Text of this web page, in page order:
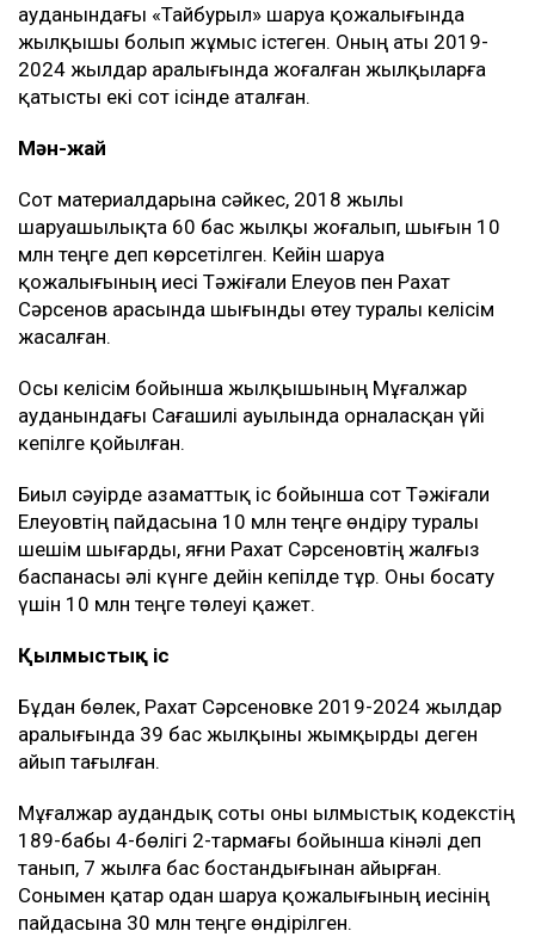
ауданындағы «Тайбурыл» шаруа қожалығында
жылқышы болып жұмыс істеген. Оның аты 2019-
2024 жылдар аралығында жоғалған жылқыларға
қатысты екі сот ісінде аталған.
Мән-жай
Сот материалдарына сәйкес, 2018 жылы
шаруашылықта 60 бас жылқы жоғалып, шығын 10
млн теңге деп көрсетілген. Кейін шаруа
қожалығының иесі Тәжіғали Елеуов пен Рахат
Сәрсенов арасында шығынды өтеу туралы келісім
жасалған.
Осы келісім бойынша жылқышының Мұғалжар
ауданындағы Сағашилі ауылында орналасқан үйі
кепілге қойылған.
Биыл сәуірде азаматтық іс бойынша сот Тәжіғали
Елеуовтің пайдасына 10 млн теңге өндіру туралы
шешім шығарды, яғни Рахат Сәрсеновтің жалғыз
баспанасы әлі күнге дейін кепілде тұр. Оны босату
үшін 10 млн теңге төлеуі қажет.
Қылмыстық іс
Бұдан бөлек, Рахат Сәрсеновке 2019-2024 жылдар
аралығында 39 бас жылқыны жымқырды деген
айып тағылған.
Мұғалжар аудандық соты оны Қылмыстық кодекстің
189-бабы 4-бөлігі 2-тармағы бойынша кінәлі деп
танып, 7 жылға бас бостандығынан айырған.
Сонымен қатар одан шаруа қожалығының иесінің
пайдасына 30 млн теңге өндірілген.